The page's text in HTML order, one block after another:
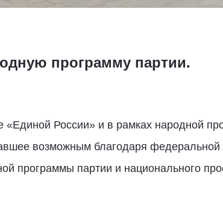
программу партии.
России» и в рамках народной
возможным благодаря
программы партии и национального